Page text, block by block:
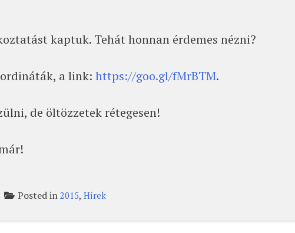
kaptuk. Tehát honnan érdemes nézni?
a link: https://goo.gl/fMrBTM.
de öltözzetek rétegesen!
Posted in2015,Hírek